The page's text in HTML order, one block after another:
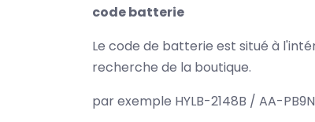
code batterie
Le code de batterie est situé à
recherche de la boutique.
par exemple HYLB-2148B / AA-